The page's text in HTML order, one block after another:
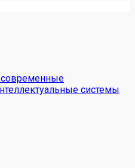
современные
системы